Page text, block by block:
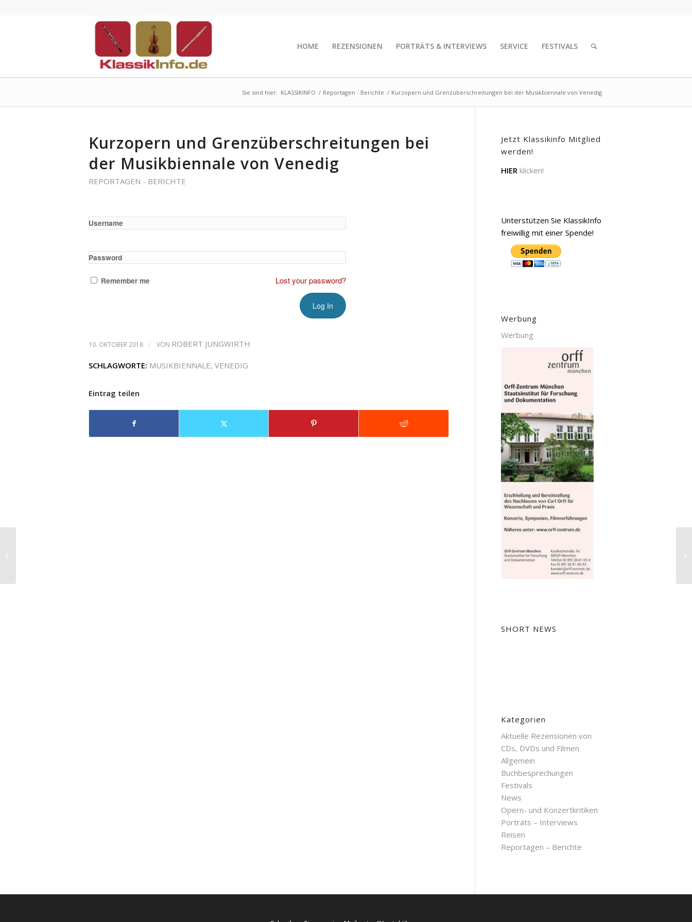
HOME REZENSIONEN PORTRÄTS & INTERVIEWS SERVICE FESTIVALS
Sie sind hier: KLASSIKINFO / Reportagen - Berichte / Kurzopern und Grenzüberschreitungen bei der Musikbiennale von Venedig
Kurzopern und Grenzüberschreitungen bei
der Musikbiennale von Venedig
REPORTAGEN - BERICHTE
Username
Password
Remember me Lost your password?
10. OKTOBER 2018 / VON ROBERT JUNGWIRTH
SCHLAGWORTE: MUSIKBIENNALE, VENEDIG
Eintrag teilen
Jetzt Klassikinfo Mitglied
werden!
HIER klicken!
Unterstützen Sie KlassikInfo
freiwillig mit einer Spende!
Werbung
Werbung
SHORT NEWS
Kategorien
Aktuelle Rezensionen von
CDs, DVDs und Filmen
Allgemein
Buchbesprechungen
Festivals
News
Opern- und Konzertkritiken
Porträts – Interviews
Reisen
Reportagen – Berichte